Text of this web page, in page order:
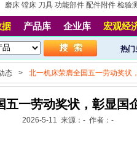
磨床 镗床 刀具 功能部件 配件附件 检验
据 产品库 企业库 宏观经
热门
态 > 北一机床荣膺全国五一劳动奖状
五一劳动奖状，彰显国
2026-5-11 来源：- 作者：-